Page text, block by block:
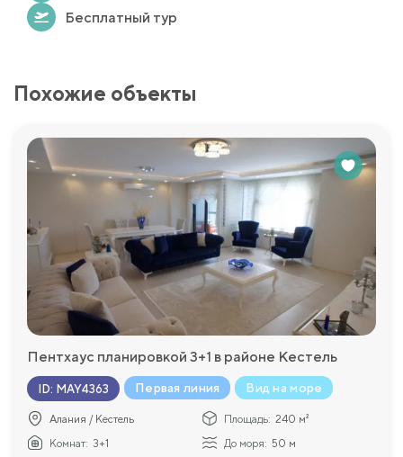
Бесплатный тур
Похожие объекты
Пентхаус планировкой 3+1 в районе Кестель
ID: MAY4363 Первая линия Вид на море
Алания / Кестель Площадь: 240 м²
Комнат: 3+1 До моря: 50 м